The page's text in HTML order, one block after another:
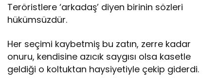
Teröristlere ‘arkadaş’ diyen birinin sözleri
hükümsüzdür.
Her seçimi kaybetmiş bu zatın, zerre kadar
onuru, kendisine azıcık saygısı olsa kasetle
geldiği o koltuktan haysiyetiyle çekip giderdi.